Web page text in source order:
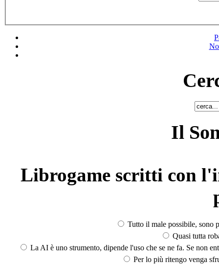
Il
Librogame scritti con
Tutto il male possibile, sono
Quasi tutta
La AI è uno strumento, dipende l'uso che se ne fa. Se non
Per lo più ritengo venga